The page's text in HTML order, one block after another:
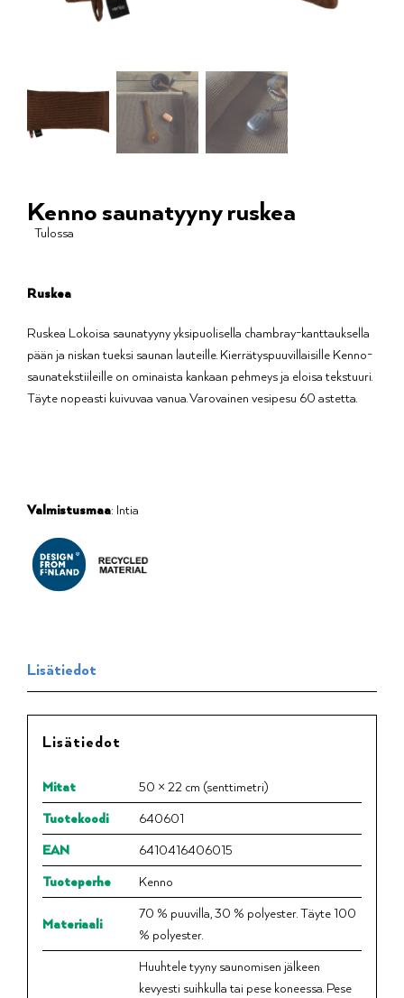
Kenno saunatyyny ruskea
Tulossa
Ruskea
Ruskea Lokoisa saunatyyny yksipuolisella chambray-kanttauksella
pään ja niskan tueksi saunan lauteille. Kierrätyspuuvillaisille Kenno-
saunatekstiileille on ominaista kankaan pehmeys ja eloisa tekstuuri.
Täyte nopeasti kuivuvaa vanua. Varovainen vesipesu 60 astetta.
Valmistusmaa: Intia
Lisätiedot
Lisätiedot
Mitat
50 × 22 cm (senttimetri)
Tuotekoodi
640601
EAN
6410416406015
Tuoteperhe
Kenno
Materiaali
70 % puuvilla, 30 % polyester. Täyte 100
% polyester.
Huuhtele tyyny saunomisen jälkeen
kevyesti suihkulla tai pese koneessa. Pese